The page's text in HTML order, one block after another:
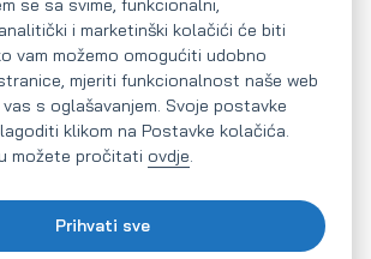
magnetni
kojima vjeruju kompanije širom
se sa svime, funkcionalni,
i marketinški kolačići će biti
vam možemo omogućiti udobno
mjeriti funkcionalnost naše web
s oglašavanjem. Svoje postavke
klikom na Postavke kolačića.
možete pročitati ovdje.
Prihvati sve